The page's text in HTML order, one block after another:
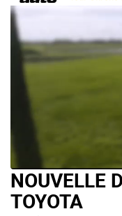
NOUVELLE
TOYOTA